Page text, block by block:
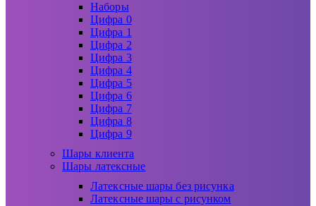
Наборы
Цифра 0
Цифра 1
Цифра 2
Цифра 3
Цифра 4
Цифра 5
Цифра 6
Цифра 7
Цифра 8
Цифра 9
Шары клиента
Шары латексные
Латексные шары без рисунка
Латексные шары с рисунком